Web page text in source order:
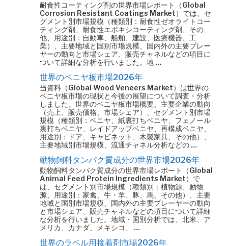
耐食性コーティング剤の世界市場レポート（Global
Corrosion Resistant Coatings Market）では、セ
グメント別市場規模（種類別：耐食性ゼオライトコー
ティング剤、耐食性エポキシコーティング剤、その
他、用途別：自動車、船舶、建設、医療機器、工
業）、主要地域と国別市場規模、国内外の主要プレー
ヤーの動向と市場シェア、販売チャネルなどの項目に
ついて詳細な分析を行いました。地 …
世界のベニヤ板市場2026年
当資料（Global Wood Veneers Market）は世界の
ベニヤ板市場の現状と今後の展望について調査・分析
しました。世界のベニヤ板市場概要、主要企業の動向
（売上、販売価格、市場シェア）、セグメント別市場
規模（種類別：ベニヤ、紙裏打ちベニヤ、フェノール
裏打ちベニヤ、レイドアップベニヤ、再構成ベニヤ、
用途別：ドア、キャビネット、木製家具、その他）、
主要地域別市場規模、流通チャネル分析などの …
動物飼料タンパク質成分の世界市場2026年
動物飼料タンパク質成分の世界市場レポート（Global
Animal Feed Protein Ingredients Market）で
は、セグメント別市場規模（種類別：植物源、動物
源、用途別：家禽、牛・羊、豚、馬、その他）、主要
地域と国別市場規模、国内外の主要プレーヤーの動向
と市場シェア、販売チャネルなどの項目について詳細
な分析を行いました。地域・国別分析では、北米、ア
メリカ、カナダ、メキシコ、 …
世界のラベル用接着剤市場2026年